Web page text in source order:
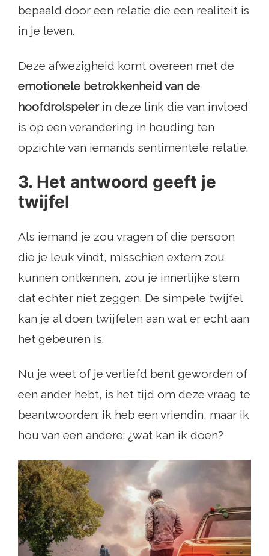
bepaald door een relatie die een realiteit is
in je leven.
Deze afwezigheid komt overeen met de
emotionele betrokkenheid van de
hoofdrolspelerin deze link die van invloed
is op een verandering in houding ten
opzichte van iemands sentimentele relatie.
3. Het antwoord geeft je
twijfel
Als iemand je zou vragen of die persoon
die je leuk vindt, misschien extern zou
kunnen ontkennen, zou je innerlijke stem
dat echter niet zeggen. De simpele twijfel
kan je al doen twijfelen aan wat er echt aan
het gebeuren is.
Nu je weet of je verliefd bent geworden of
een ander hebt, is het tijd om deze vraag te
beantwoorden: ik heb een vriendin, maar ik
hou van een andere: ¿wat kan ik doen?